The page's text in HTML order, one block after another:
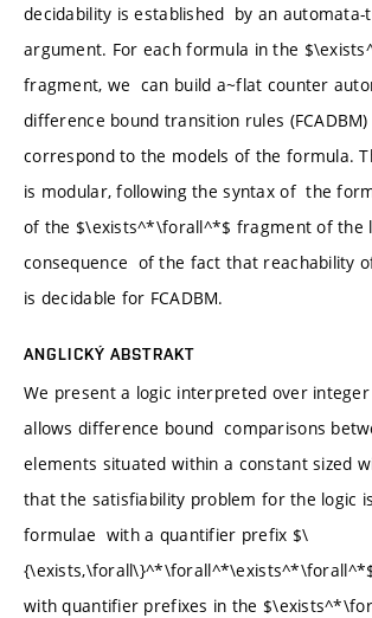
decidability is established by an automata-
argument. For each formula in the
fragment, we can build a~flat counter
difference bound transition rules
correspond to the models of the formula.
is modular, following the syntax of the
of the $\exists^*\forall^*$ fragment of the
consequence of the fact that reachability
is decidable for FCADBM.
ANGLICKÝ ABSTRAKT
We present a logic interpreted over
allows difference bound comparisons
elements situated within a constant sized
that the satisfiability problem for the logic
formulae with a quantifier prefix $\
with quantifier prefixes in the